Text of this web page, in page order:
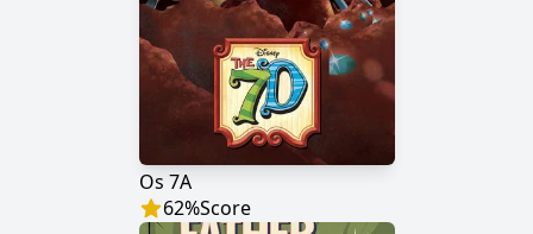
Os 7A
62%Score